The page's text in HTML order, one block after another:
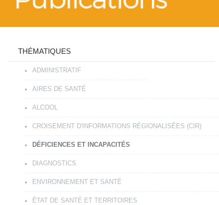
THÉMATIQUES
ADMINISTRATIF
AIRES DE SANTÉ
ALCOOL
CROISEMENT D'INFORMATIONS RÉGIONALISÉES (CIR)
DÉFICIENCES ET INCAPACITÉS
DIAGNOSTICS
ENVIRONNEMENT ET SANTÉ
ÉTAT DE SANTÉ ET TERRITOIRES